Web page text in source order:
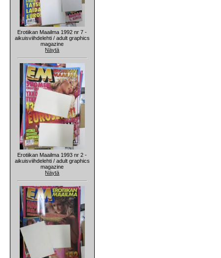
Erotiikan Maailma 1992 nr 7 -
aikuisviihdelehti / adult graphics
magazine
Näytä
Erotiikan Maailma 1993 nr 2 -
aikuisviihdelehti / adult graphics
magazine
Näytä